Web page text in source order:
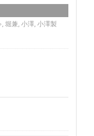
堀兼, 小澤, 小澤製